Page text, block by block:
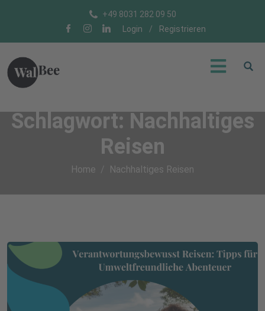
+49 8031 282 09 50
Login
/ Registrieren
Schlagwort: Nachhaltiges
Reisen
Home Nachhaltiges Reisen